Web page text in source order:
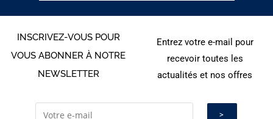
INSCRIVEZ-VOUS POUR
VOUS ABONNER À NOTRE
NEWSLETTER
Entrez votre e-mail pour
recevoir toutes les
actualités et nos offres